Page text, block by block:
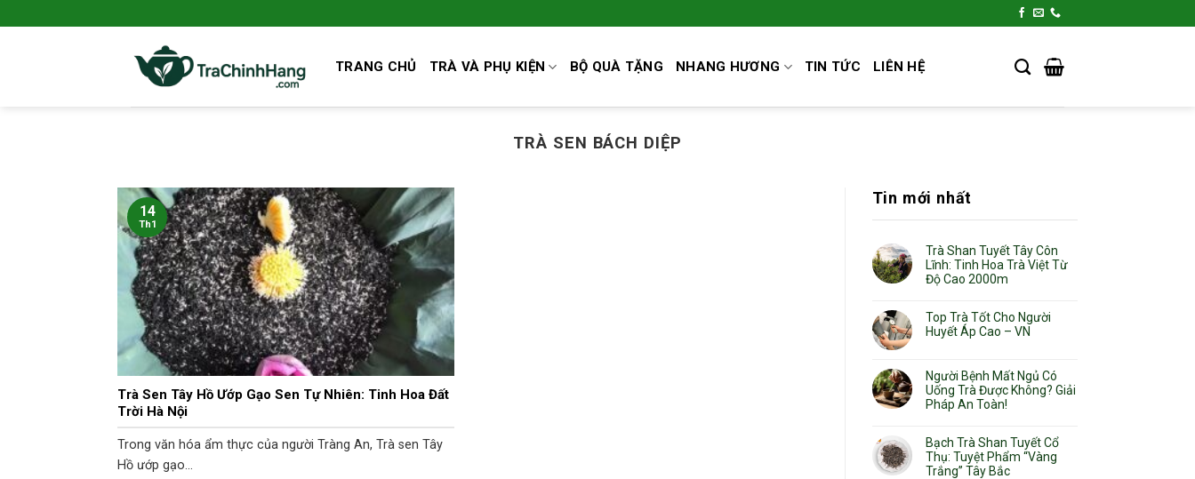
qua
TRANG CHỦ TRÀ VÀ PHỤ KIỆN BỘ QUÀ TẶNG NHANG HƯƠNG TIN TỨC LIÊN HỆ
TRÀ SEN BÁCH DIỆP
Trà Sen Tây Hồ Ướp Gạo Sen Tự Nhiên: Tinh Hoa Đất
Trời Hà Nội
Trong văn hóa ẩm thực của người Tràng An, Trà sen Tây
Hồ ướp gạo...
14
Th1
Tin mới nhất
Trà Shan Tuyết Tây Côn
Lĩnh: Tinh Hoa Trà Việt Từ
Độ Cao 2000m
Top Trà Tốt Cho Người
Huyết Áp Cao – VN
Người Bệnh Mất Ngủ Có
Uống Trà Được Không? Giải
Pháp An Toàn!
Bạch Trà Shan Tuyết Cổ
Thụ: Tuyệt Phẩm “Vàng
Trắng” Tây Bắc